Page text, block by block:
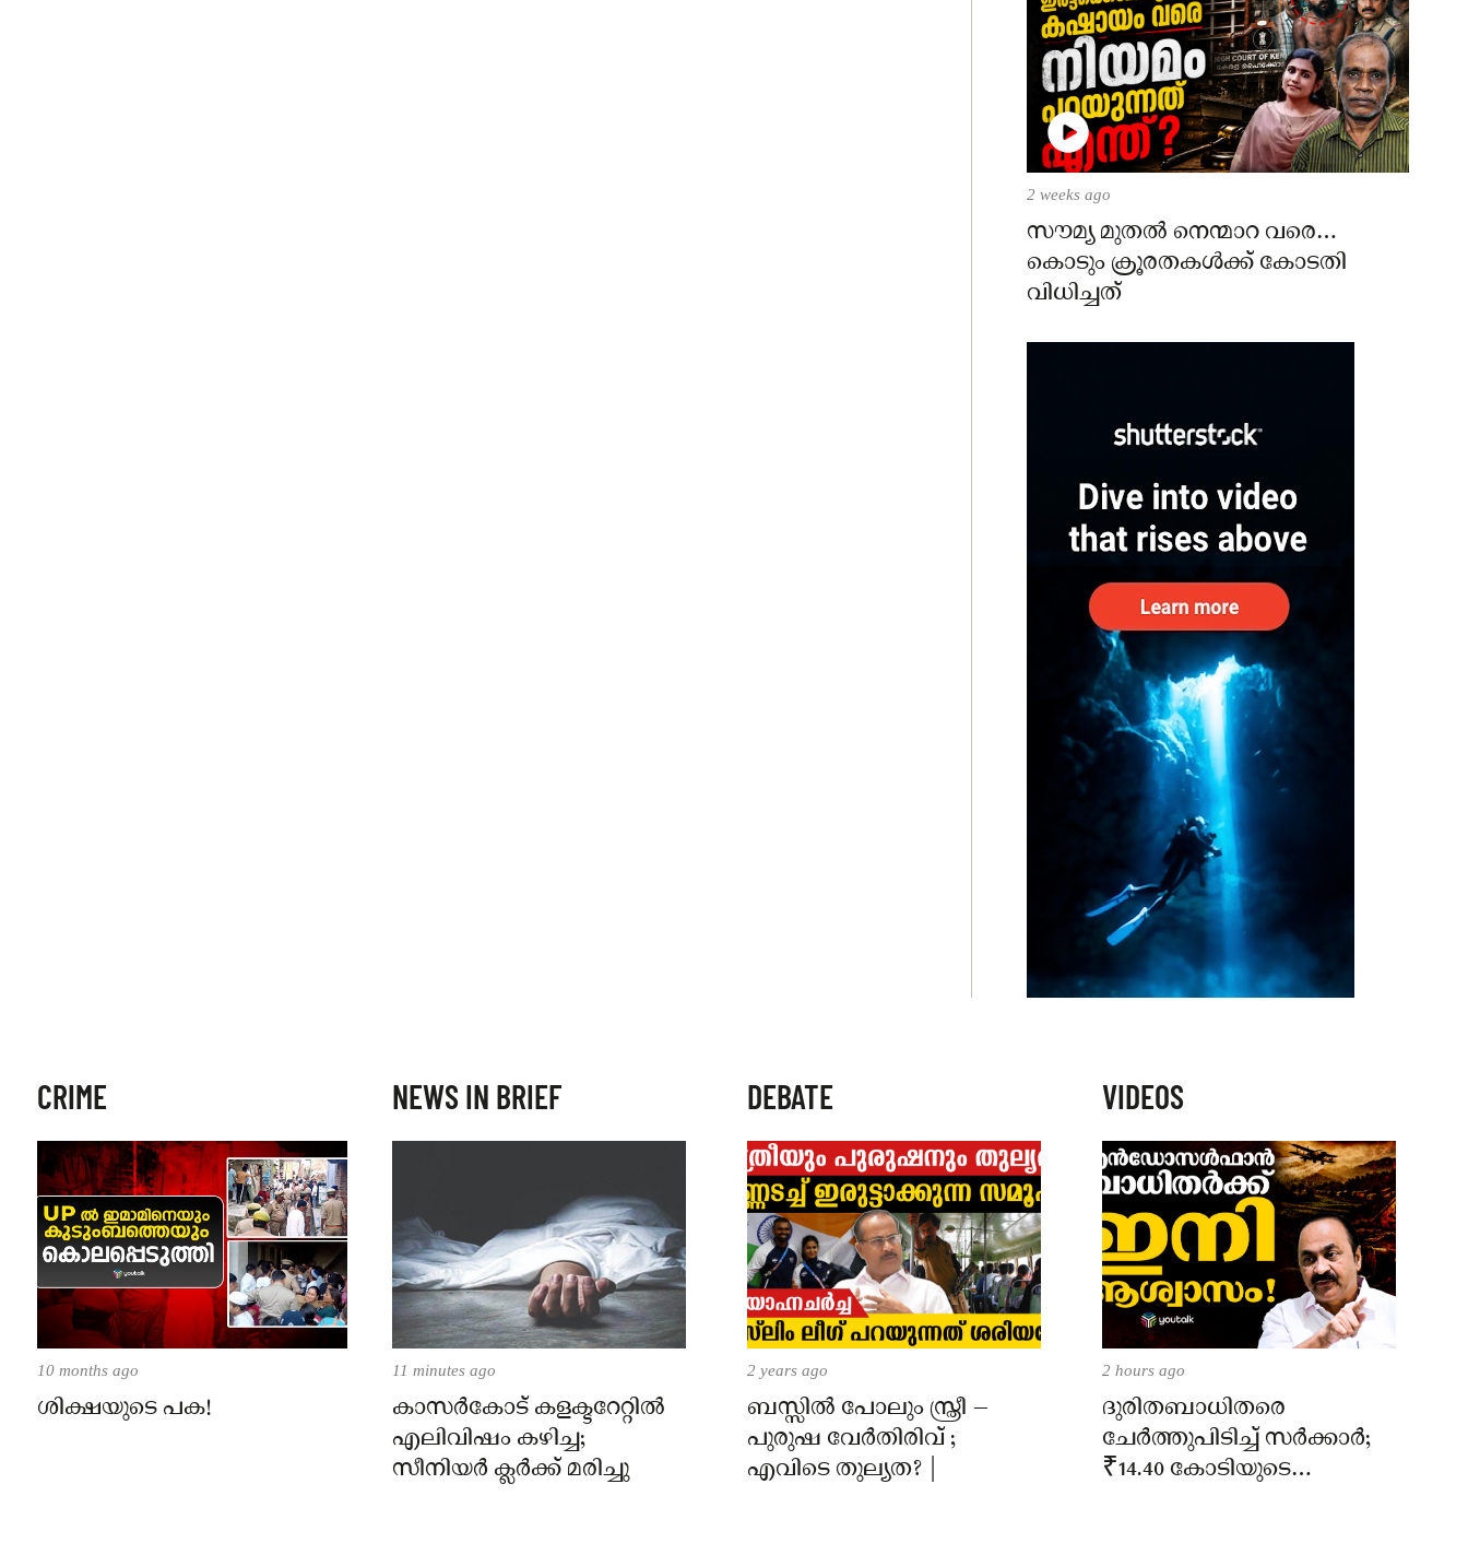
2 weeks ago
സൗമ്യ മുതൽ നെന്മാറ വരെ…
കൊടും ക്രൂരതകൾക്ക് കോടതി
വിധിച്ചത്
CRIME
10 months ago
ശിക്ഷയുടെ പക!
NEWS IN BRIEF
11 minutes ago
കാസർകോട് കളക്ടറേറ്റിൽ
എലിവിഷം കഴിച്ച;
സീനിയർ ക്ലർക്ക് മരിച്ചു
DEBATE
2 years ago
ബസ്സിൽ പോലും സ്ത്രീ –
പുരുഷ വേർതിരിവ് ;
എവിടെ തുല്യത? |
VIDEOS
2 hours ago
ദുരിതബാധിതരെ
ചേർത്തുപിടിച്ച് സർക്കാർ;
₹14.40 കോടിയുടെ